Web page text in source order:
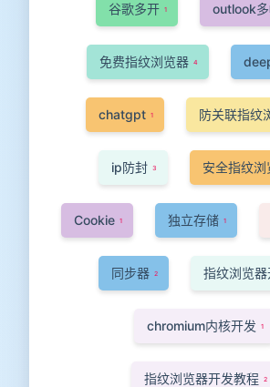
谷歌多开 1 outlook
免费指纹浏览器 4
chatgpt 1 防关联指纹
ip防封 3 安全指纹浏
Cookie 1 独立存储 1
同步器 2 指纹浏览器
chromium内核开发 1
指纹浏览器开发教程 2